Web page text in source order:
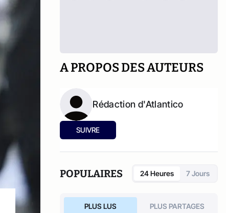
A PROPOS DES AUTEURS
Rédaction d'Atlantico
SUIVRE
POPULAIRES 24 Heures 7 Jours
PLUS LUS PLUS PARTAGES